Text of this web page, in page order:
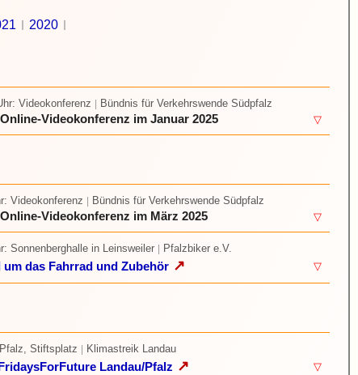
2020
: Videokonferenz Bündnis für Verkehrswende Südpfalz
Videokonferenz im Januar 2025 ▽
: Videokonferenz Bündnis für Verkehrswende Südpfalz
Videokonferenz im März 2025 ▽
: Sonnenberghalle in Leinsweiler Pfalzbiker e.V.
das Fahrrad und Zubehör ↗ ▽
Stiftsplatz Klimastreik Landau
Landau/Pfalz ↗ ▽